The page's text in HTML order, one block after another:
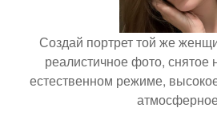
Создай портрет той же
реалистичное фото, снятое
естественном режиме,